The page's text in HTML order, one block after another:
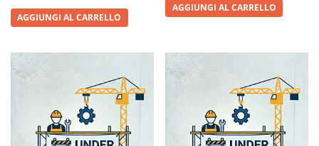
AGGIUNGI AL CARRELLO
AGGIUNGI AL CARRELLO